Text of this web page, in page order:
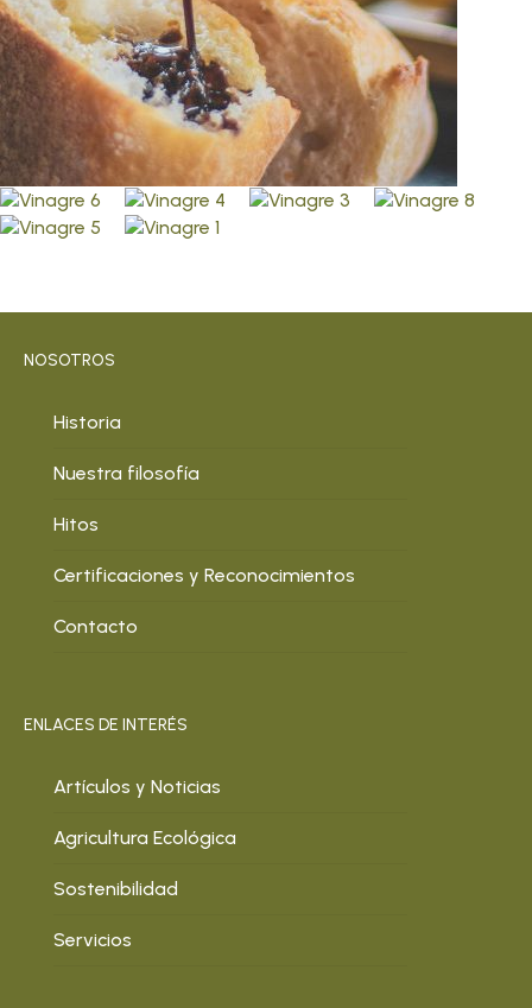
NOSOTROS
Historia
Nuestra filosofía
Hitos
Certificaciones y Reconocimientos
Contacto
ENLACES DE INTERÉS
Artículos y Noticias
Agricultura Ecológica
Sostenibilidad
Servicios